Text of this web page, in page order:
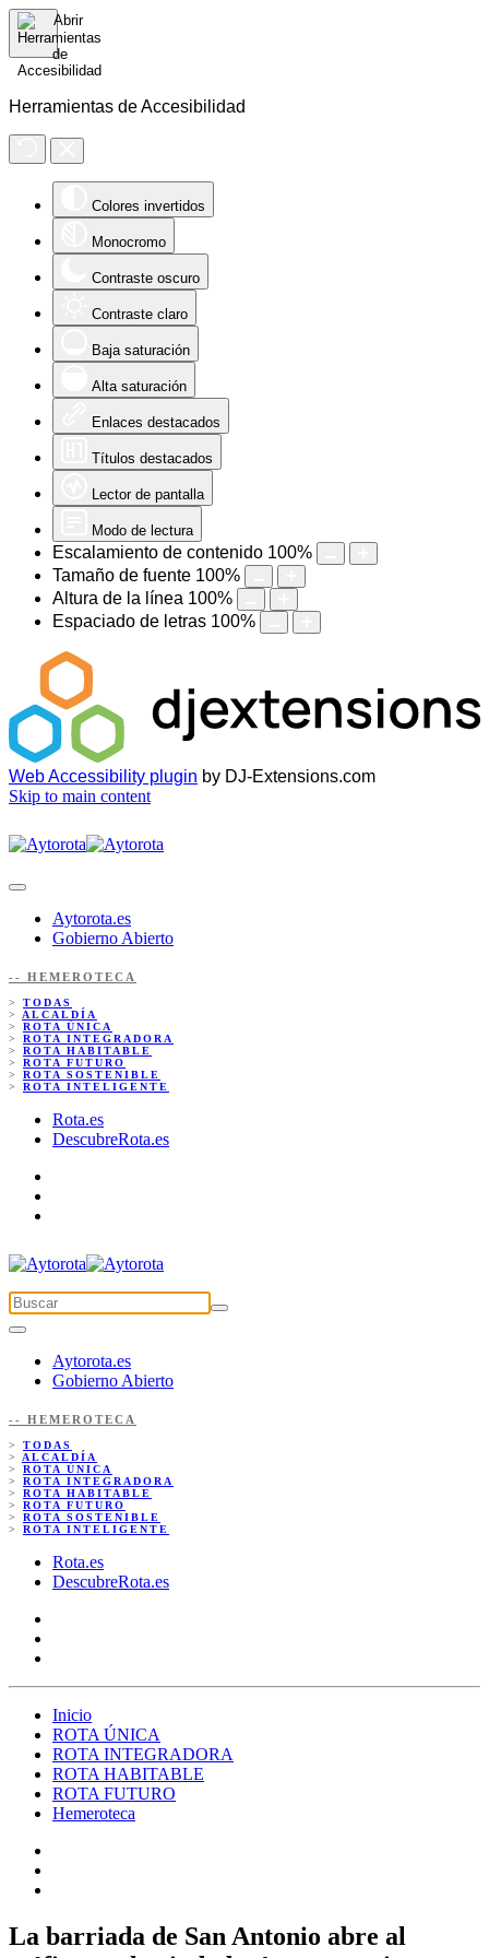
Herramientas de Accesibilidad
Colores invertidos
Monocromo
Contraste oscuro
Contraste claro
Baja saturación
Alta saturación
Enlaces destacados
Títulos destacados
Lector de pantalla
Modo de lectura
Escalamiento de contenido 100%
Tamaño de fuente 100%
Altura de la línea 100%
Espaciado de letras 100%
Web Accessibility plugin by DJ-Extensions.com
Skip to main content
Aytorota.es
Gobierno Abierto
-- HEMEROTECA
> TODAS
> ALCALDÍA
> ROTA ÚNICA
> ROTA INTEGRADORA
> ROTA HABITABLE
> ROTA FUTURO
> ROTA SOSTENIBLE
> ROTA INTELIGENTE
Rota.es
DescubreRota.es
Aytorota.es
Gobierno Abierto
-- HEMEROTECA
> TODAS
> ALCALDÍA
> ROTA ÚNICA
> ROTA INTEGRADORA
> ROTA HABITABLE
> ROTA FUTURO
> ROTA SOSTENIBLE
> ROTA INTELIGENTE
Rota.es
DescubreRota.es
Inicio
ROTA ÚNICA
ROTA INTEGRADORA
ROTA HABITABLE
ROTA FUTURO
Hemeroteca
La barriada de San Antonio abre al